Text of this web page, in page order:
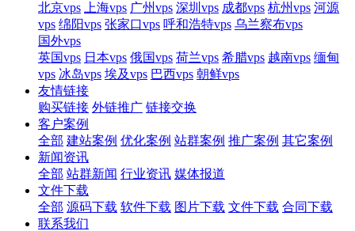
北京vps
上海vps 广州vps 深圳vps 成都vps 杭州vps 河源
vps 绵阳vps 张家口vps 呼和浩特vps 乌兰察布vps
国外vps
英国vps 日本vps 俄国vps 荷兰vps 希腊vps 越南vps 缅甸
vps 冰岛vps 埃及vps 巴西vps 朝鲜vps
友情链接
购买链接 外链推广 链接交换
客户案例
全部 建站案例 优化案例 站群案例 推广案例 其它案例
新闻资讯
全部 站群新闻 行业资讯 媒体报道
文件下载
全部 源码下载 软件下载 图片下载 文件下载 合同下载
联系我们